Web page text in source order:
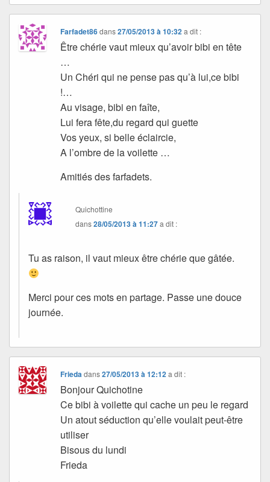
Farfadet86dans27/05/2013 à 10:32 a dit :
Être chérie vaut mieux qu’avoir bibi en tête
…
Un Chéri qui ne pense pas qu’à lui,ce bibi
!…
Au visage, bibi en faîte,
Lui fera fête,du regard qui guette
Vos yeux, si belle éclaircie,
A l’ombre de la voilette …
Amitiés des farfadets.
Quichottine
dans28/05/2013 à 11:27a dit :
Tu as raison, il vaut mieux être chérie que gâtée.
Merci pour ces mots en partage. Passe une douce
journée.
Friedadans27/05/2013 à 12:12 a dit :
Bonjour Quichotine
Ce bibi à voilette qui cache un peu le regard
Un atout séduction qu’elle voulait peut-être
utiliser
Bisous du lundi
Frieda